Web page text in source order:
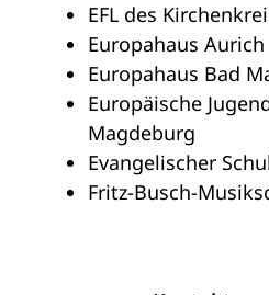
EFL des
Europahaus Aurich
Europahaus Bad
Europäische
Magdeburg
Evangelischer
Fritz-Busch-